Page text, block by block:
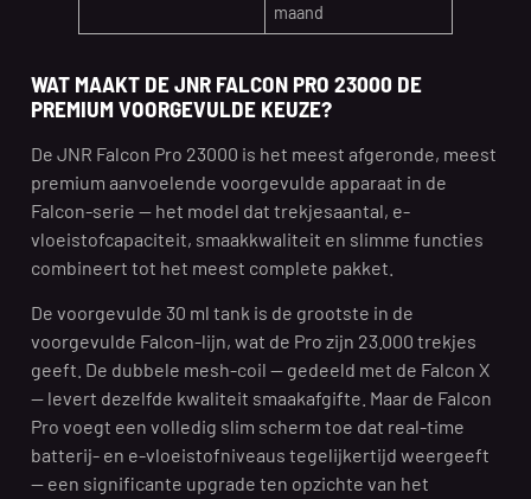
maand
WAT MAAKT DE JNR FALCON PRO 23000 DE
PREMIUM VOORGEVULDE KEUZE?
De JNR Falcon Pro 23000 is het meest afgeronde, meest
premium aanvoelende voorgevulde apparaat in de
Falcon-serie — het model dat trekjesaantal, e-
vloeistofcapaciteit, smaakkwaliteit en slimme functies
combineert tot het meest complete pakket.
De voorgevulde 30 ml tank is de grootste in de
voorgevulde Falcon-lijn, wat de Pro zijn 23.000 trekjes
geeft. De dubbele mesh-coil — gedeeld met de Falcon X
— levert dezelfde kwaliteit smaakafgifte. Maar de Falcon
Pro voegt een volledig slim scherm toe dat real-time
batterij- en e-vloeistofniveaus tegelijkertijd weergeeft
— een significante upgrade ten opzichte van het